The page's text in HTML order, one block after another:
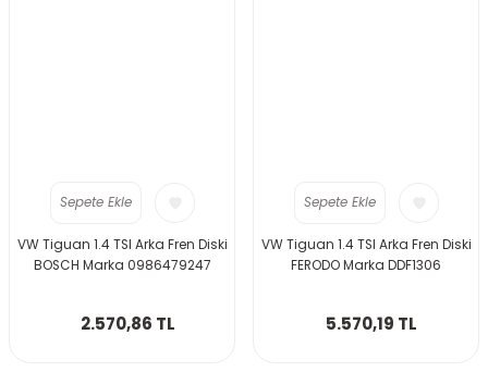
Sepete Ekle
VW Tiguan 1.4 TSI Arka Fren Diski
BOSCH Marka 0986479247
2.570,86 TL
Sepete Ekle
VW Tiguan 1.4 TSI Arka Fren Diski
FERODO Marka DDF1306
5.570,19 TL